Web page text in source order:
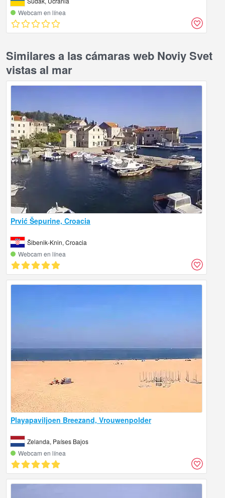
Webcam en línea
Similares a las cámaras web Noviy Svet
vistas al mar
Prvić Šepurine, Croacia
Šibenik-Knin, Croacia
Webcam en línea
Playapaviljoen Breezand, Vrouwenpolder
Zelanda, Países Bajos
Webcam en línea